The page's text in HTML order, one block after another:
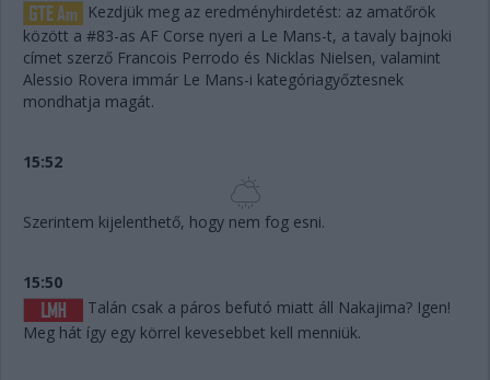
Kezdjük meg az eredményhirdetést: az amatőrök
között a #83-as AF Corse nyeri a Le Mans-t, a tavaly bajnoki
címet szerző Francois Perrodo és Nicklas Nielsen, valamint
Alessio Rovera immár Le Mans-i kategóriagyőztesnek
mondhatja magát.
15:52
Szerintem kijelenthető, hogy nem fog esni.
15:50
Talán csak a páros befutó miatt áll Nakajima? Igen!
Meg hát így egy körrel kevesebbet kell menniük.